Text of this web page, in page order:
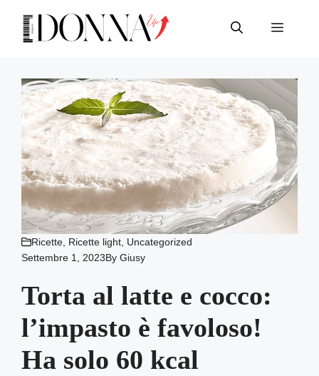
contenuto
Menu
Ricette Ricette light Uncategorized
Settembre 1, 2023ByGiusy
Torta al latte e cocco:
l’impasto è favoloso!
Ha solo 60 kcal